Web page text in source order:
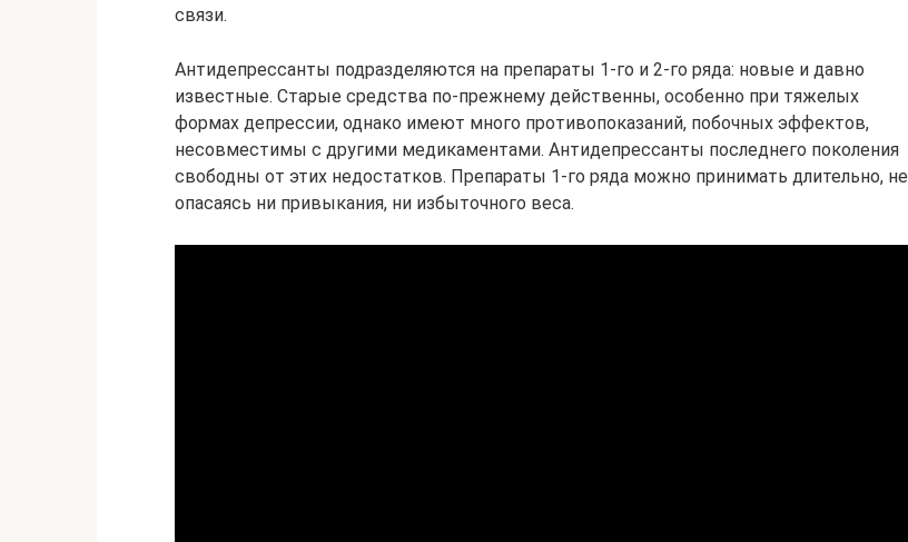
связи.
Антидепрессанты подразделяются на препараты 1-го и 2-го ряда: новые и давно
известные. Старые средства по-прежнему действенны, особенно при тяжелых
формах депрессии, однако имеют много противопоказаний, побочных эффектов,
несовместимы с другими медикаментами. Антидепрессанты последнего поколения
свободны от этих недостатков. Препараты 1-го ряда можно принимать длительно, не
опасаясь ни привыкания, ни избыточного веса.